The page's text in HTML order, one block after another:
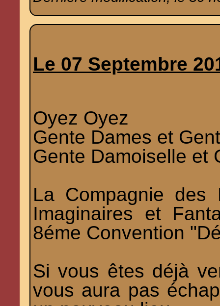
Le 07 Septembre
Oyez Oyez
Gente Dames et
Gente Damoiselle et
La Compagnie des
Imaginaires et
8éme Convention
Si vous êtes déjà
vous aura pas